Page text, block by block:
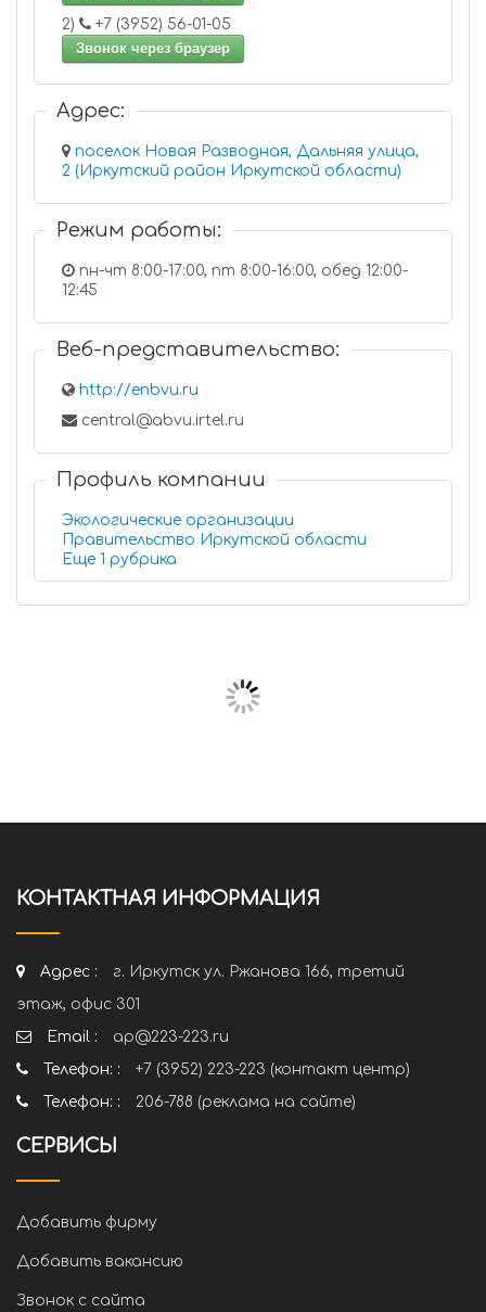
2)
+7 (3952) 56-01-05
Звонок через браузер
Адрес:
поселок Новая Разводная, Дальняя улица,
2 (Иркутский район Иркутской области)
Режим работы:
пн-чт 8:00-17:00, пт 8:00-16:00, обед 12:00-
12:45
Веб-представительство:
http://enbvu.ru
central@abvu.irtel.ru
Профиль компании
Экологические организации
Правительство Иркутской области
Еще 1 рубрика
КОНТАКТНАЯ ИНФОРМАЦИЯ
Адрес :
г. Иркутск ул. Ржанова 166, третий
этаж, офис 301
Email :
ap@223-223.ru
Телефон: :
+7 (3952) 223-223 (контакт центр)
Телефон: :
206-788 (реклама на сайте)
СЕРВИСЫ
Добавить фирму
Добавить вакансию
Звонок с сайта